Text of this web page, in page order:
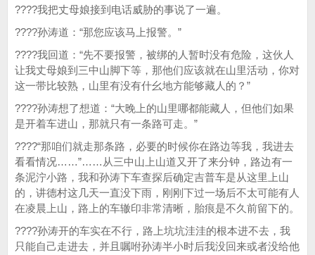
????我把丈母娘接到电话威胁的事说了一遍。
????孙涛道：“那您应该马上报警。”
????我回道：“先不要报警，被绑的人暂时没有危险，这伙人
让我丈母娘到三中山脚下等，那他们应该就在山里活动，你对
这一带比较熟，山里有没有什幺地方能够藏人的？”
????孙涛想了想道：“大晚上的山里哪都能藏人，但他们如果
是开着车进山，那就只有一条路可走。”
????“那咱们就走那条路，必要的时候你在路边等我，我进去
看看情况……”……从三中山上山道又开了来分钟，路边有一
条泥泞小路，我和孙涛下车查探后确定吉普车是从这里上山
的，讲德村这几天一直没下雨，刚刚下过一场后不太可能有人
在凌晨上山，路上的车辙印非常清晰，胎痕是不久前留下的。
????孙涛开的车实在不行，路上坑坑洼洼的根本进不去，我
只能自己走进去，并且嘱咐孙涛半小时后我没回来或者没给他